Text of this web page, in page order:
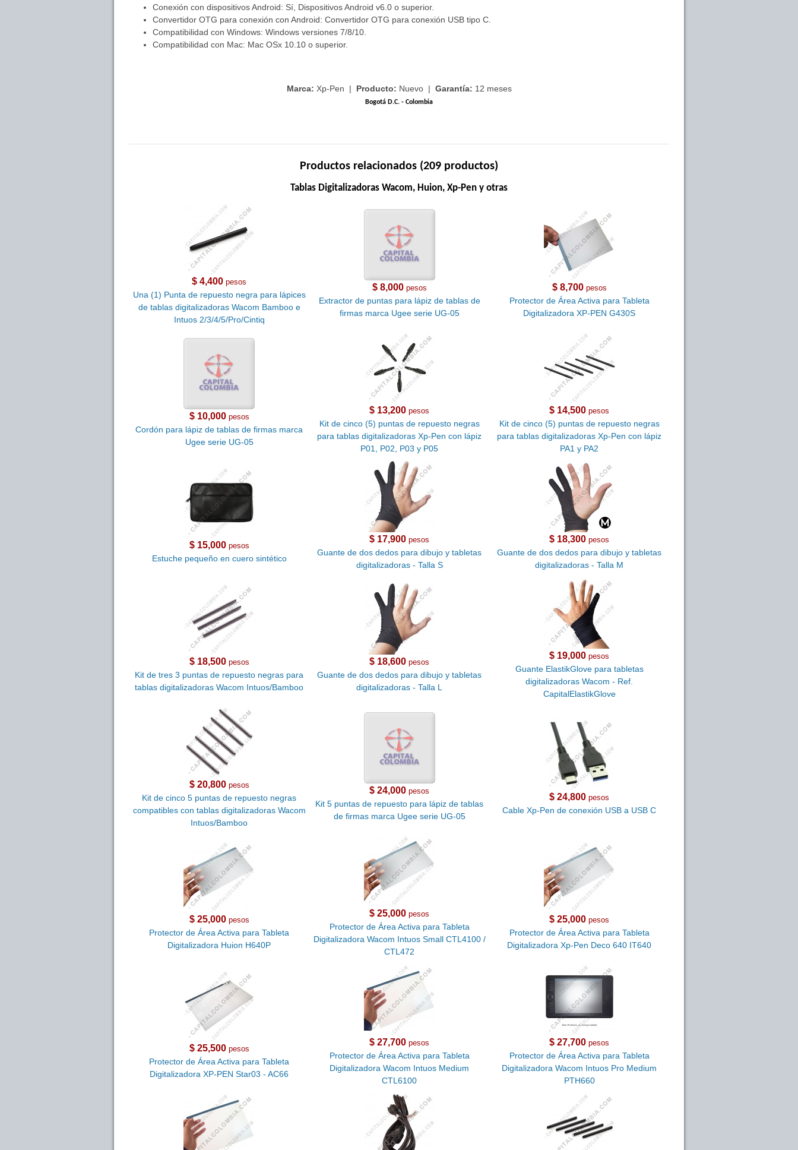
Conexión con dispositivos Android: Sí, Dispositivos Android v6.0 o superior.
Convertidor OTG para conexión con Android: Convertidor OTG para conexión USB tipo C.
Compatibilidad con Windows: Windows versiones 7/8/10.
Compatibilidad con Mac: Mac OSx 10.10 o superior.
Marca: Xp-Pen | Producto: Nuevo | Garantía: 12 meses
Bogotá D.C. - Colombia
Productos relacionados (209 productos)
Tablas Digitalizadoras Wacom, Huion, Xp-Pen y otras
$ 4,400 pesos
Una (1) Punta de repuesto negra para lápices
de tablas digitalizadoras Wacom Bamboo e
Intuos 2/3/4/5/Pro/Cintiq
$ 8,000pesos
Extractor de puntas para lápiz de tablas de
firmas marca Ugee serie UG-05
$ 8,700pesos
Protector de Área Activa para Tableta
Digitalizadora XP-PEN G430S
$ 10,000pesos
Cordón para lápiz de tablas de firmas marca
Ugee serie UG-05
$ 13,200 pesos
Kit de cinco (5) puntas de repuesto negras
para tablas digitalizadoras Xp-Pen con lápiz
P01, P02, P03 y P05
$ 14,500 pesos
Kit de cinco (5) puntas de repuesto negras
para tablas digitalizadoras Xp-Pen con lápiz
PA1 y PA2
$ 15,000pesos
Estuche pequeño en cuero sintético
$ 17,900 pesos
Guante de dos dedos para dibujo y tabletas
digitalizadoras - Talla S
$ 18,300 pesos
Guante de dos dedos para dibujo y tabletas
digitalizadoras - Talla M
$ 18,500pesos
Kit de tres 3 puntas de repuesto negras para
tablas digitalizadoras Wacom Intuos/Bamboo
$ 18,600 pesos
Guante de dos dedos para dibujo y tabletas
digitalizadoras - Talla L
$ 19,000 pesos
Guante ElastikGlove para tabletas
digitalizadoras Wacom - Ref.
CapitalElastikGlove
$ 20,800pesos
Kit de cinco 5 puntas de repuesto negras
compatibles con tablas digitalizadoras Wacom
Intuos/Bamboo
$ 24,000 pesos
Kit 5 puntas de repuesto para lápiz de tablas
de firmas marca Ugee serie UG-05
$ 24,800 pesos
Cable Xp-Pen de conexión USB a USB C
$ 25,000pesos
Protector de Área Activa para Tableta
Digitalizadora Huion H640P
$ 25,000 pesos
Protector de Área Activa para Tableta
Digitalizadora Wacom Intuos Small CTL4100 /
CTL472
$ 25,000 pesos
Protector de Área Activa para Tableta
Digitalizadora Xp-Pen Deco 640 IT640
$ 25,500pesos
Protector de Área Activa para Tableta
Digitalizadora XP-PEN Star03 - AC66
$ 27,700 pesos
Protector de Área Activa para Tableta
Digitalizadora Wacom Intuos Medium
CTL6100
$ 27,700 pesos
Protector de Área Activa para Tableta
Digitalizadora Wacom Intuos Pro Medium
PTH660